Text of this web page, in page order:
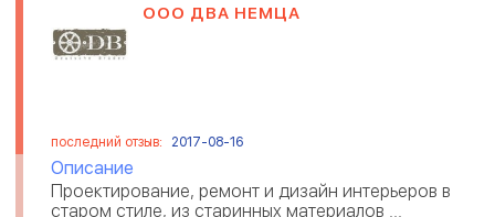
ООО ДВА НЕМЦА
последний отзыв: 2017-08-16
Описание
Проектирование, ремонт и дизайн интерьеров в
старом стиле, из старинных материалов ...